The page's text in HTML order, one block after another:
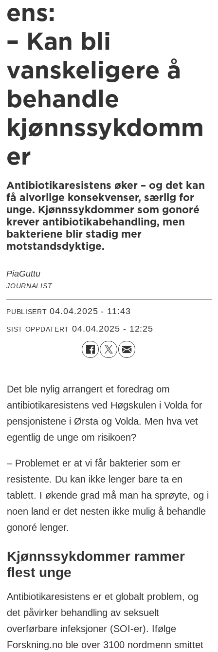
ens:
– Kan bli
vanskeligere å
behandle
kjønnssykdomm
er
Antibiotikaresistens øker – og det kan
få alvorlige konsekvenser, særlig for
unge. Kjønnssykdommer som gonoré
krever antibiotikabehandling, men
bakteriene blir stadig mer
motstandsdyktige.
PiaGuttu
JOURNALIST
PUBLISERT 04.04.2025 - 11:43
SIST OPPDATERT 04.04.2025 - 12:25
Det ble nylig arrangert et foredrag om
antibiotikaresistens ved Høgskulen i Volda for
pensjonistene i Ørsta og Volda. Men hva vet
egentlig de unge om risikoen?
– Problemet er at vi får bakterier som er
resistente. Du kan ikke lenger bare ta en
tablett. I økende grad må man ha sprøyte, og i
noen land er det nesten ikke mulig å behandle
gonoré lenger.
Kjønnssykdommer rammer
flest unge
Antibiotikaresistens er et globalt problem, og
det påvirker behandling av seksuelt
overførbare infeksjoner (SOI-er). Ifølge
Forskning.no ble over 3100 nordmenn smittet